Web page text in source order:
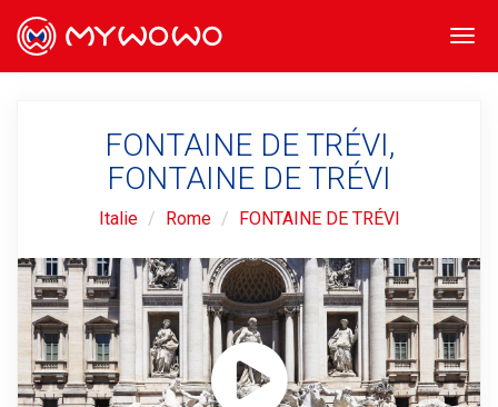
FONTAINE DE TRÉVI,
FONTAINE DE TRÉVI
Italie Rome FONTAINE DE TRÉVI